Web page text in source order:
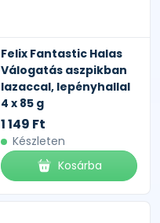
Felix Fantastic Halas
Válogatás aszpikban
lazaccal, lepényhallal
4 x 85 g
1 149 Ft
Készleten
Kosárba